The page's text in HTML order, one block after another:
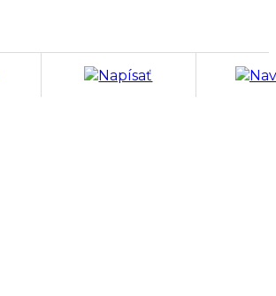
Napísať